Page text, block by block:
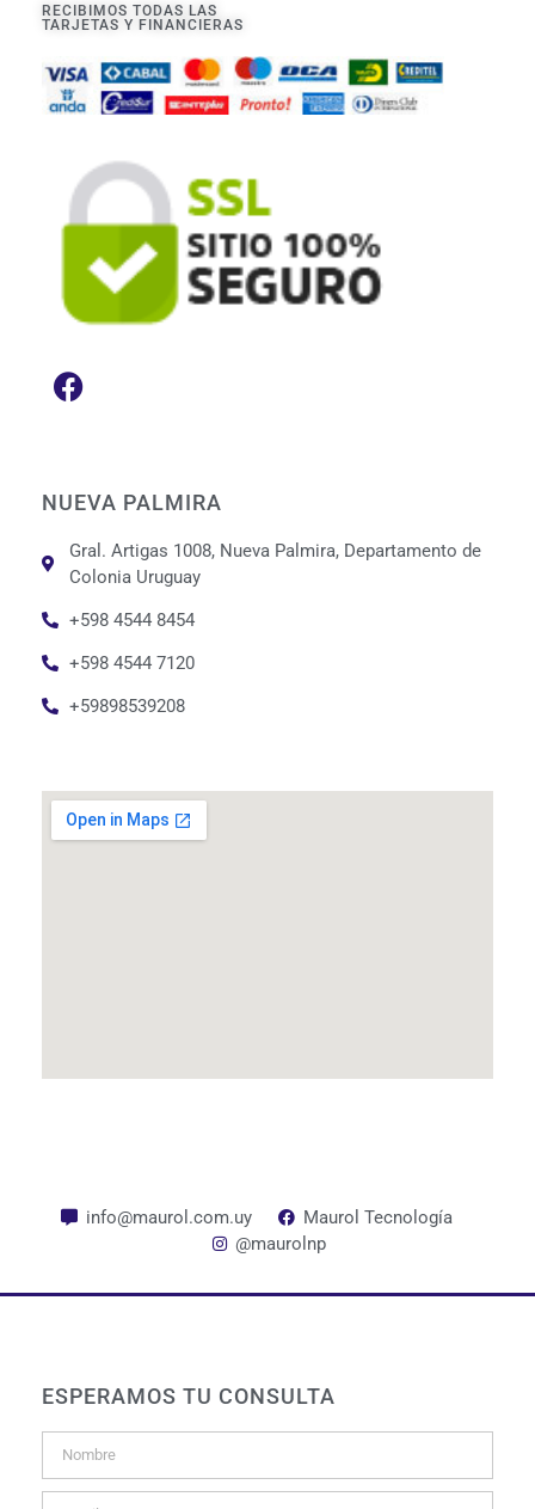
RECIBIMOS TODAS LAS
TARJETAS Y FINANCIERAS
NUEVA PALMIRA
Gral. Artigas 1008, Nueva Palmira, Departamento de
Colonia Uruguay
+598 4544 8454
+598 4544 7120
+59898539208
info@maurol.com.uy
Maurol Tecnología
@maurolnp
ESPERAMOS TU CONSULTA